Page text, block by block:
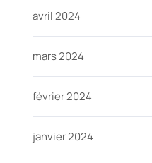
avril 2024
mars 2024
février 2024
janvier 2024